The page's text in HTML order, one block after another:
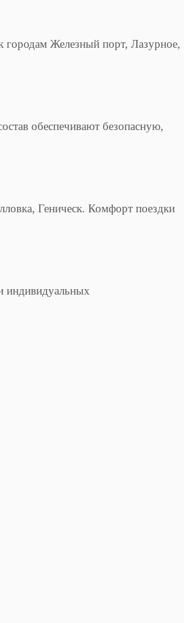
городам Железный порт, Лазурное,
обеспечивают безопасную,
Геническ. Комфорт поездки
индивидуальных